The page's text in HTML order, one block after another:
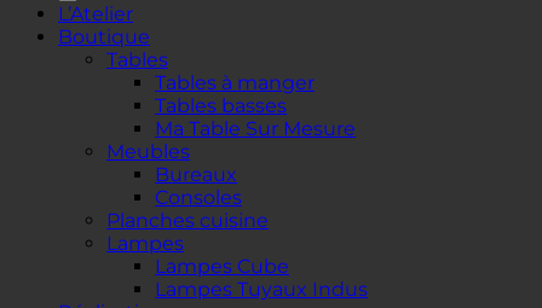
L’Atelier
Boutique
Tables
Tables à manger
Tables basses
Ma Table Sur Mesure
Meubles
Bureaux
Consoles
Planches cuisine
Lampes
Lampes Cube
Lampes Tuyaux Indus